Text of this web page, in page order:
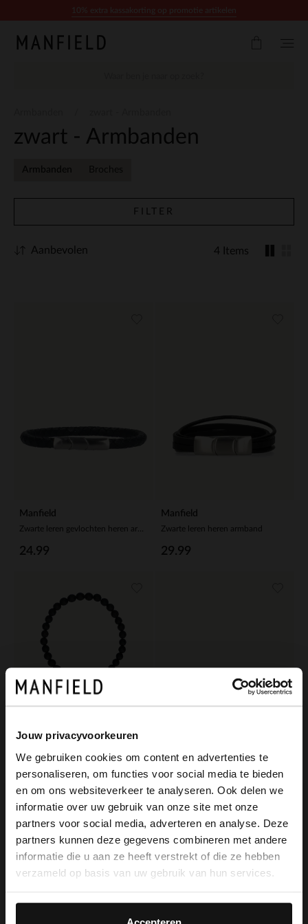
Jouw privacyvoorkeuren
We gebruiken cookies om content en advertenties te
personaliseren, om functies voor social media te bieden
en om ons websiteverkeer te analyseren. Ook delen we
informatie over uw gebruik van onze site met onze
partners voor social media, adverteren en analyse. Deze
partners kunnen deze gegevens combineren met andere
informatie die u aan ze heeft verstrekt of die ze hebben
verzameld op basis van uw gebruik van hun services.
zwart - Armbanden
Armbanden Broches
FILTER
4 Items
Aanbevolen
Manfield
24.99
Manfield
Zwarte leren heren armband
29.99
Zwarte heren kralen armband
19.99
29.99
×
View this website in English?
It looks like your language isn't Dutch. Would
you like to switch to English?
English